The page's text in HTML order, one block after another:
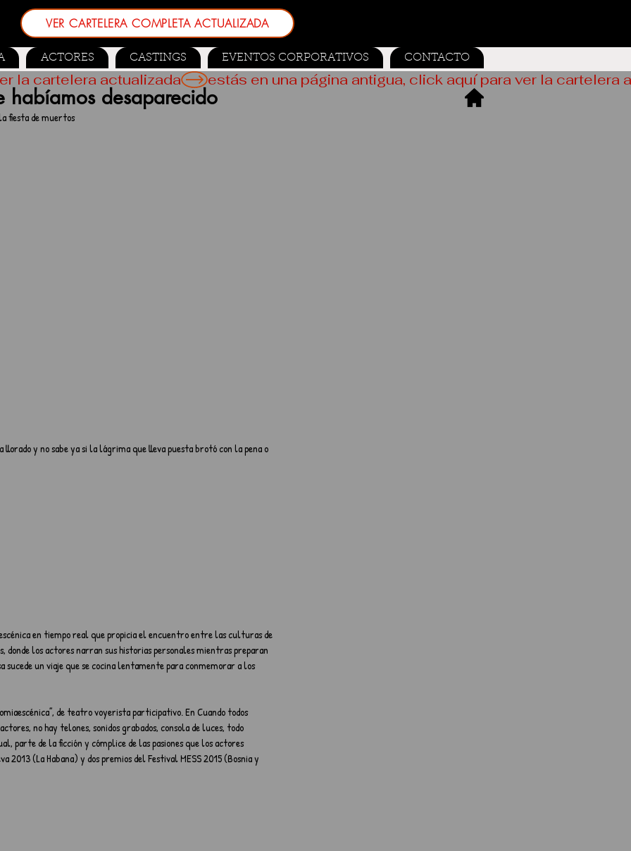
VER CARTELERA COMPLETA ACTUALIZADA
ACTORES CASTINGS EVENTOS CORPORATIVOS CONTACTO
habíamos desaparecido
fiesta de muertos
llorado y no sabe ya si la lágrima que lleva puesta brotó con la pena o
en tiempo real que propicia el encuentro entre las culturas de
donde los actores narran sus historias personales mientras preparan
sucede un viaje que se cocina lentamente para conmemorar a los
de teatro voyerista participativo. En Cuando todos
no hay telones, sonidos grabados, consola de luces, todo
parte de la ficción y cómplice de las pasiones que los actores
(La Habana) y dos premios del Festival MESS 2015 (Bosnia y
la cartelera actualizada